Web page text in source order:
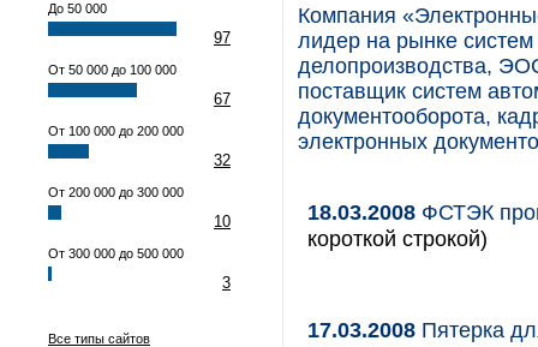
До 50 000
97
От 50 000 до 100 000
67
От 100 000 до 200 000
32
От 200 000 до 300 000
10
От 300 000 до 500 000
3
Все типы сайтов
Компания
лидер на рынке
делопроизводства,
поставщик систем
документооборота,
электронных
18.03.2008 ФСТЭК
короткой строкой)
17.03.2008 Пятерка